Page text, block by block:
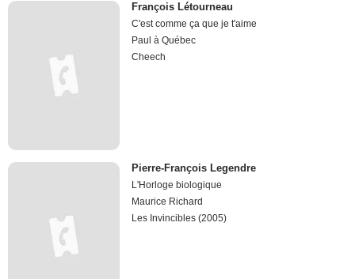
François Létourneau
C'est comme ça que je t'aime
Paul à Québec
Cheech
Pierre-François Legendre
L'Horloge biologique
Maurice Richard
Les Invincibles (2005)